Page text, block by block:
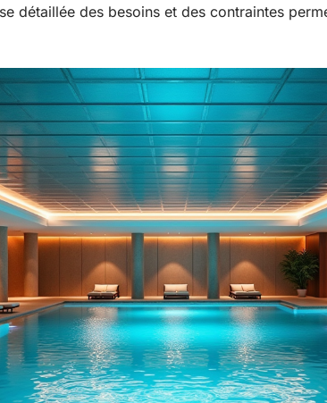
détaillée des besoins et des contraintes